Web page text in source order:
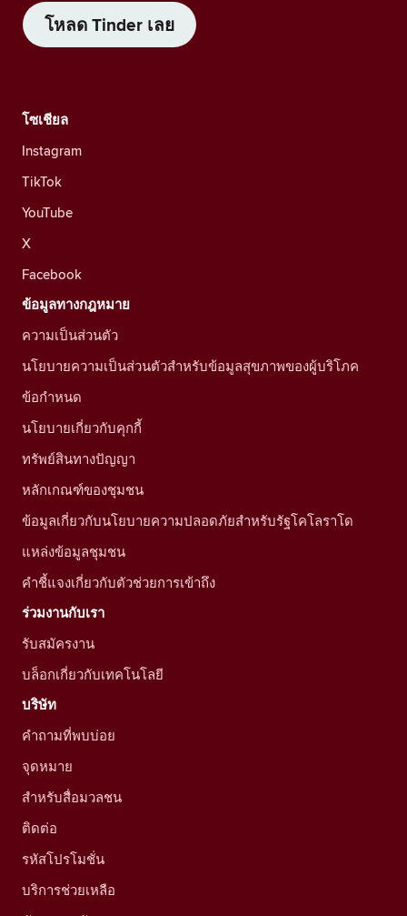
โหลด Tinder เลย
โซเชียล
Instagram
TikTok
YouTube
X
Facebook
ข้อมูลทางกฎหมาย
ความเป็นส่วนตัว
นโยบายความเป็นส่วนตัวสำหรับข้อมูลสุขภาพของผู้บริโภค
ข้อกำหนด
นโยบายเกี่ยวกับคุกกี้
ทรัพย์สินทางปัญญา
หลักเกณฑ์ของชุมชน
ข้อมูลเกี่ยวกับนโยบายความปลอดภัยสำหรับรัฐโคโลราโด
แหล่งข้อมูลชุมชน
คำชี้แจงเกี่ยวกับตัวช่วยการเข้าถึง
ร่วมงานกับเรา
รับสมัครงาน
บล็อกเกี่ยวกับเทคโนโลยี
บริษัท
คำถามที่พบบ่อย
จุดหมาย
สำหรับสื่อมวลชน
ติดต่อ
รหัสโปรโมชั่น
บริการช่วยเหลือ